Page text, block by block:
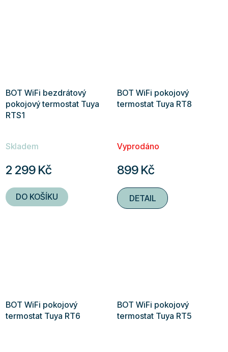
BOT WiFi bezdrátový
pokojový termostat Tuya
RTS1
Skladem
2 299 Kč
DO KOŠÍKU
BOT WiFi pokojový
termostat Tuya RT8
Vyprodáno
899 Kč
DETAIL
BOT WiFi pokojový
termostat Tuya RT6
BOT WiFi pokojový
termostat Tuya RT5